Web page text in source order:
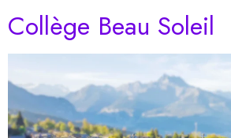
Collège Beau Soleil